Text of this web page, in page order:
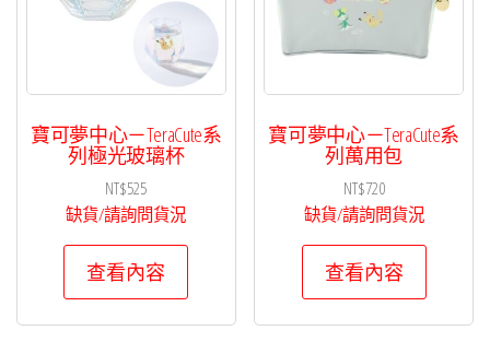
寶可夢中心－TeraCute系
列極光玻璃杯
NT$525
缺貨/請詢問貨況
查看內容
寶可夢中心－TeraCute系
列萬用包
NT$720
缺貨/請詢問貨況
查看內容